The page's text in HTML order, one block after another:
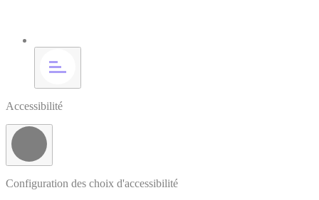
Accessibilité
Configuration des choix d'accessibilité